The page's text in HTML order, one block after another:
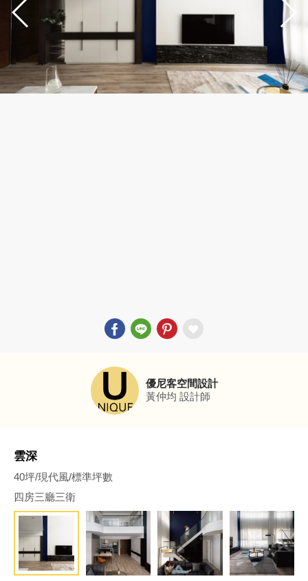
優尼客空間設計
黃仲均 設計師
雲深
40坪/現代風/標準坪數
四房三廳三衛